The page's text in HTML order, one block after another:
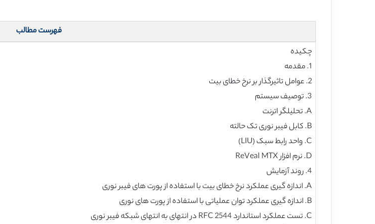
فهرست مطالب
چکیده
1. مقدمه
2. عوامل تاثیرگذار بر نرخ خطای بیت
3. توصیف سیستم
A. تحلیلگر اترنت
B. کابل فیبر نوری تک حالته
C. واحد رابط سبک (LIU)
D. نرم افزار ReVeal MTX
4. روند آزمایش
A. اندازه گیری عملکرد نرخ خطای بیت با استفاده از پورت های فیبر نوری
B. اندازه گیری عملکرد توان عملیاتی با استفاده از پورت های نوری
C. تست عملکرد استاندارد RFC 2544 در انتهای به انتهای شبکه فیبر نوری